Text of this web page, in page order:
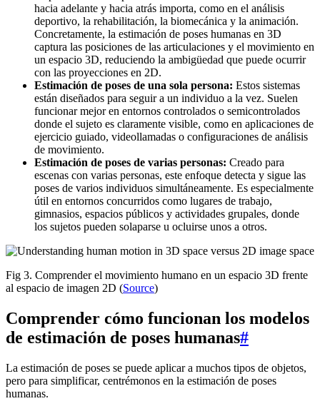
hacia adelante y hacia atrás importa, como en el análisis
deportivo, la rehabilitación, la biomecánica y la animación.
Concretamente, la estimación de poses humanas en 3D
captura las posiciones de las articulaciones y el movimiento en
un espacio 3D, reduciendo la ambigüedad que puede ocurrir
con las proyecciones en 2D.
Estimación de poses de una sola persona: Estos sistemas
están diseñados para seguir a un individuo a la vez. Suelen
funcionar mejor en entornos controlados o semicontrolados
donde el sujeto es claramente visible, como en aplicaciones de
ejercicio guiado, videollamadas o configuraciones de análisis
de movimiento.
Estimación de poses de varias personas: Creado para
escenas con varias personas, este enfoque detecta y sigue las
poses de varios individuos simultáneamente. Es especialmente
útil en entornos concurridos como lugares de trabajo,
gimnasios, espacios públicos y actividades grupales, donde
los sujetos pueden solaparse u ocluirse unos a otros.
Fig 3. Comprender el movimiento humano en un espacio 3D frente
al espacio de imagen 2D (Source)
Comprender cómo funcionan los modelos
de estimación de poses humanas#
La estimación de poses se puede aplicar a muchos tipos de objetos,
pero para simplificar, centrémonos en la estimación de poses
humanas.